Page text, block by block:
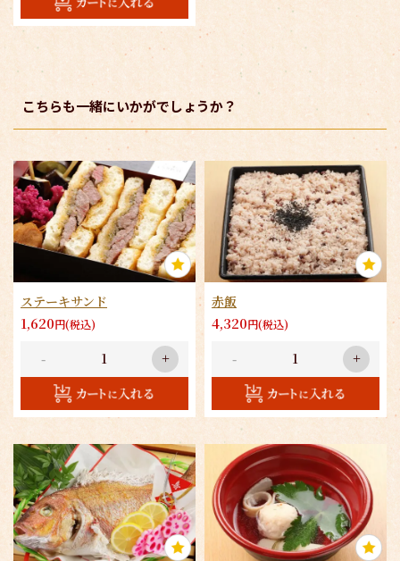
こちらも一緒にいかがでしょうか？
ステーキサンド
1,620円(税込)
- +
赤飯
4,320円(税込)
- +